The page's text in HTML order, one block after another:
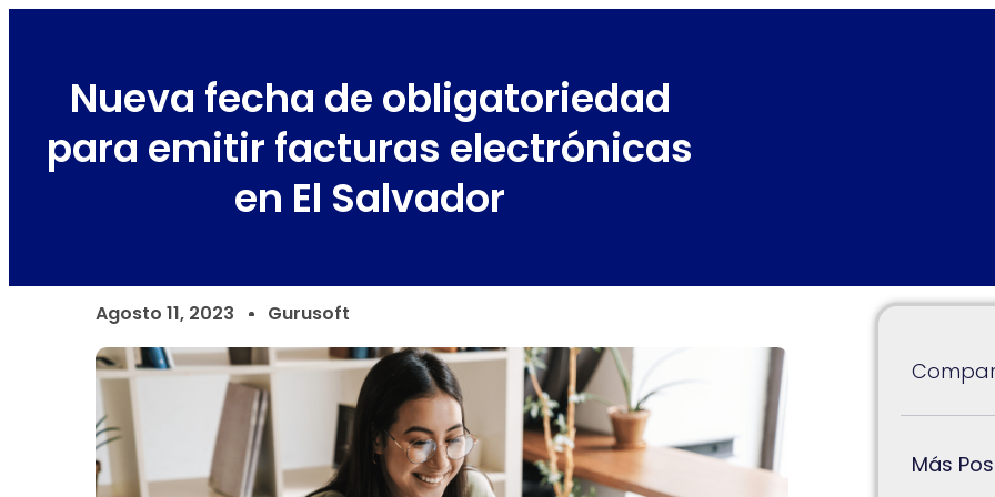
Nueva fecha de obligatoriedad
para emitir facturas electrónicas
en El Salvador
Agosto 11, 2023 Gurusoft
Más